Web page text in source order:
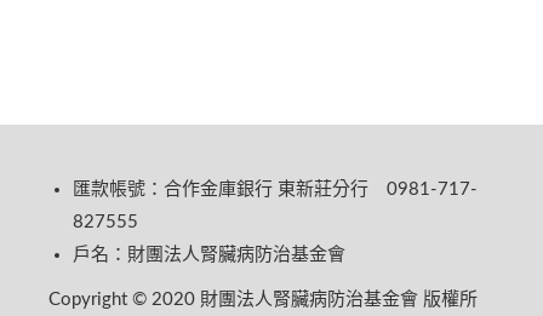
匯款帳號：合作金庫銀行 東新莊分行 0981-717-
827555
戶名：財團法人腎臟病防治基金會
Copyright © 2020 財團法人腎臟病防治基金會 版權所